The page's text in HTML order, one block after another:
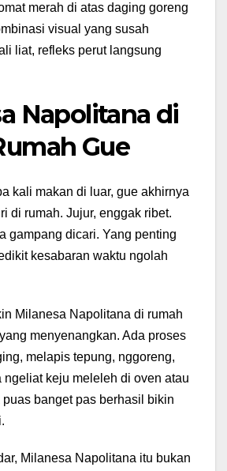
merah di atas daging goreng
visual yang susah
liat, refleks perut langsung
Napolitana di
Gue
kali makan di luar, gue akhirnya
di rumah. Jujur, enggak ribet.
gampang dicari. Yang penting
kesabaran waktu ngolah
Milanesa Napolitana di rumah
menyenangkan. Ada proses
melapis tepung, nggoreng,
ngeliat keju meleleh di oven atau
banget pas berhasil bikin
Milanesa Napolitana itu bukan